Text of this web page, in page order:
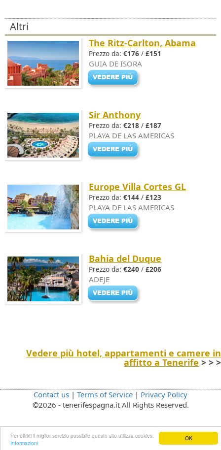
OK
Per offrirti il miglior servizio possibile questo sito utilizza cookies.
Informazioni
Altri
The Ritz-Carlton, Abama
Prezzo da: €176 / £151
GUIA DE ISORA
Sir Anthony
Prezzo da: €218 / £187
PLAYA DE LAS AMERICAS
Europe Villa Cortes GL
Prezzo da: €144 / £123
PLAYA DE LAS AMERICAS
Bahia del Duque
Prezzo da: €240 / £206
ADEJE
Vedere più hotel, appartamenti e camere in
affitto a Tenerife > > >
Contact us | Terms of Service | Privacy Policy
©2026 - tenerifespagna.it All Rights Reserved.